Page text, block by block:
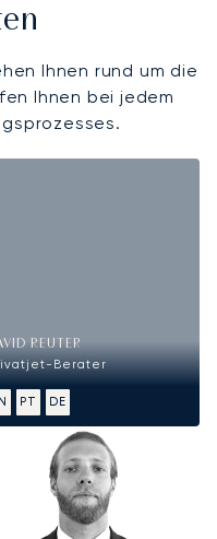
Ihnen rund um die
Ihnen bei jedem
REUTER
Berater
PT DE
AN